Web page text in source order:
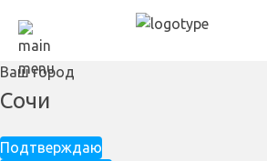
Ваш город
Сочи
Подтверждаю